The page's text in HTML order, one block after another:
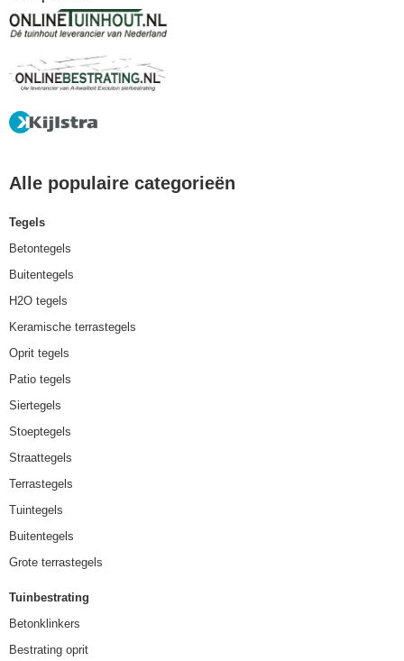
Alle populaire categorieën
Tegels
Betontegels
Buitentegels
H2O tegels
Keramische terrastegels
Oprit tegels
Patio tegels
Siertegels
Stoeptegels
Straattegels
Terrastegels
Tuintegels
Buitentegels
Grote terrastegels
Tuinbestrating
Betonklinkers
Bestrating oprit